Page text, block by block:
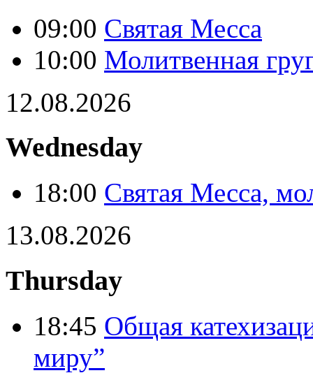
09:00 Святая Месса
10:00 Молитвенная
12.08.2026
Wednesday
18:00 Святая Месса,
13.08.2026
Thursday
18:45 Общая
миру”